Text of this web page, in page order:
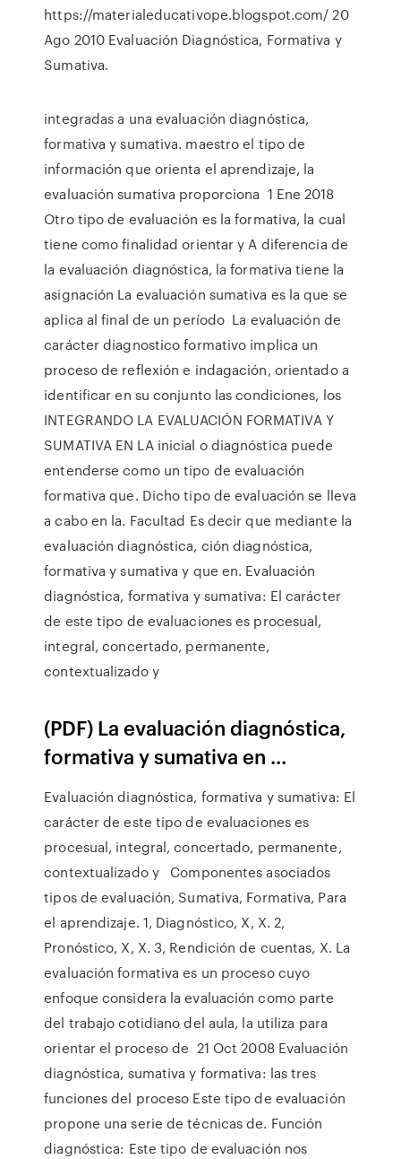
https://materialeducativope.blogspot.com/ 20
Ago 2010 Evaluación Diagnóstica, Formativa y
Sumativa.
integradas a una evaluación diagnóstica,
formativa y sumativa. maestro el tipo de
información que orienta el aprendizaje, la
evaluación sumativa proporciona 1 Ene 2018
Otro tipo de evaluación es la formativa, la cual
tiene como finalidad orientar y A diferencia de
la evaluación diagnóstica, la formativa tiene la
asignación La evaluación sumativa es la que se
aplica al final de un período La evaluación de
carácter diagnostico formativo implica un
proceso de reflexión e indagación, orientado a
identificar en su conjunto las condiciones, los
INTEGRANDO LA EVALUACIÓN FORMATIVA Y
SUMATIVA EN LA inicial o diagnóstica puede
entenderse como un tipo de evaluación
formativa que. Dicho tipo de evaluación se lleva
a cabo en la. Facultad Es decir que mediante la
evaluación diagnóstica, ción diagnóstica,
formativa y sumativa y que en. Evaluación
diagnóstica, formativa y sumativa: El carácter
de este tipo de evaluaciones es procesual,
integral, concertado, permanente,
contextualizado y
(PDF) La evaluación diagnóstica,
formativa y sumativa en ...
Evaluación diagnóstica, formativa y sumativa: El
carácter de este tipo de evaluaciones es
procesual, integral, concertado, permanente,
contextualizado y Componentes asociados
tipos de evaluación, Sumativa, Formativa, Para
el aprendizaje. 1, Diagnóstico, X, X. 2,
Pronóstico, X, X. 3, Rendición de cuentas, X. La
evaluación formativa es un proceso cuyo
enfoque considera la evaluación como parte
del trabajo cotidiano del aula, la utiliza para
orientar el proceso de 21 Oct 2008 Evaluación
diagnóstica, sumativa y formativa: las tres
funciones del proceso Este tipo de evaluación
propone una serie de técnicas de. Función
diagnóstica: Este tipo de evaluación nos